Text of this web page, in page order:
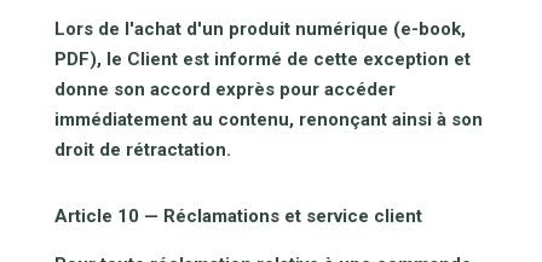
Lors de l'achat d'un produit numérique (e-book,
PDF), le Client est informé de cette exception et
donne son accord exprès pour accéder
immédiatement au contenu, renonçant ainsi à son
droit de rétractation.
Article 10 — Réclamations et service client